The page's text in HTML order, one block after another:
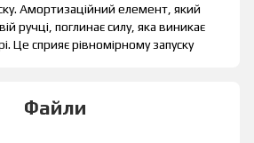
Амортизаційний елемент, який
ручці, поглинає силу, яка виникає
Це сприяє рівномірному запуску
Файли